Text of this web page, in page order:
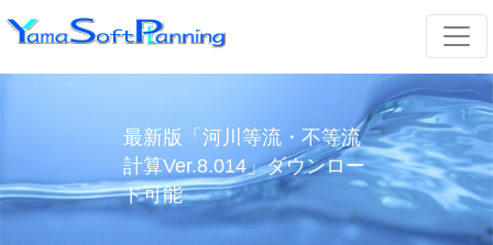
最新版「河川等流・不等流
計算Ver.8.014」ダウンロー
ド可能